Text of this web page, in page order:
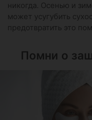
никогда. Осенью и
может усугубить
предотвратить это
Помни о